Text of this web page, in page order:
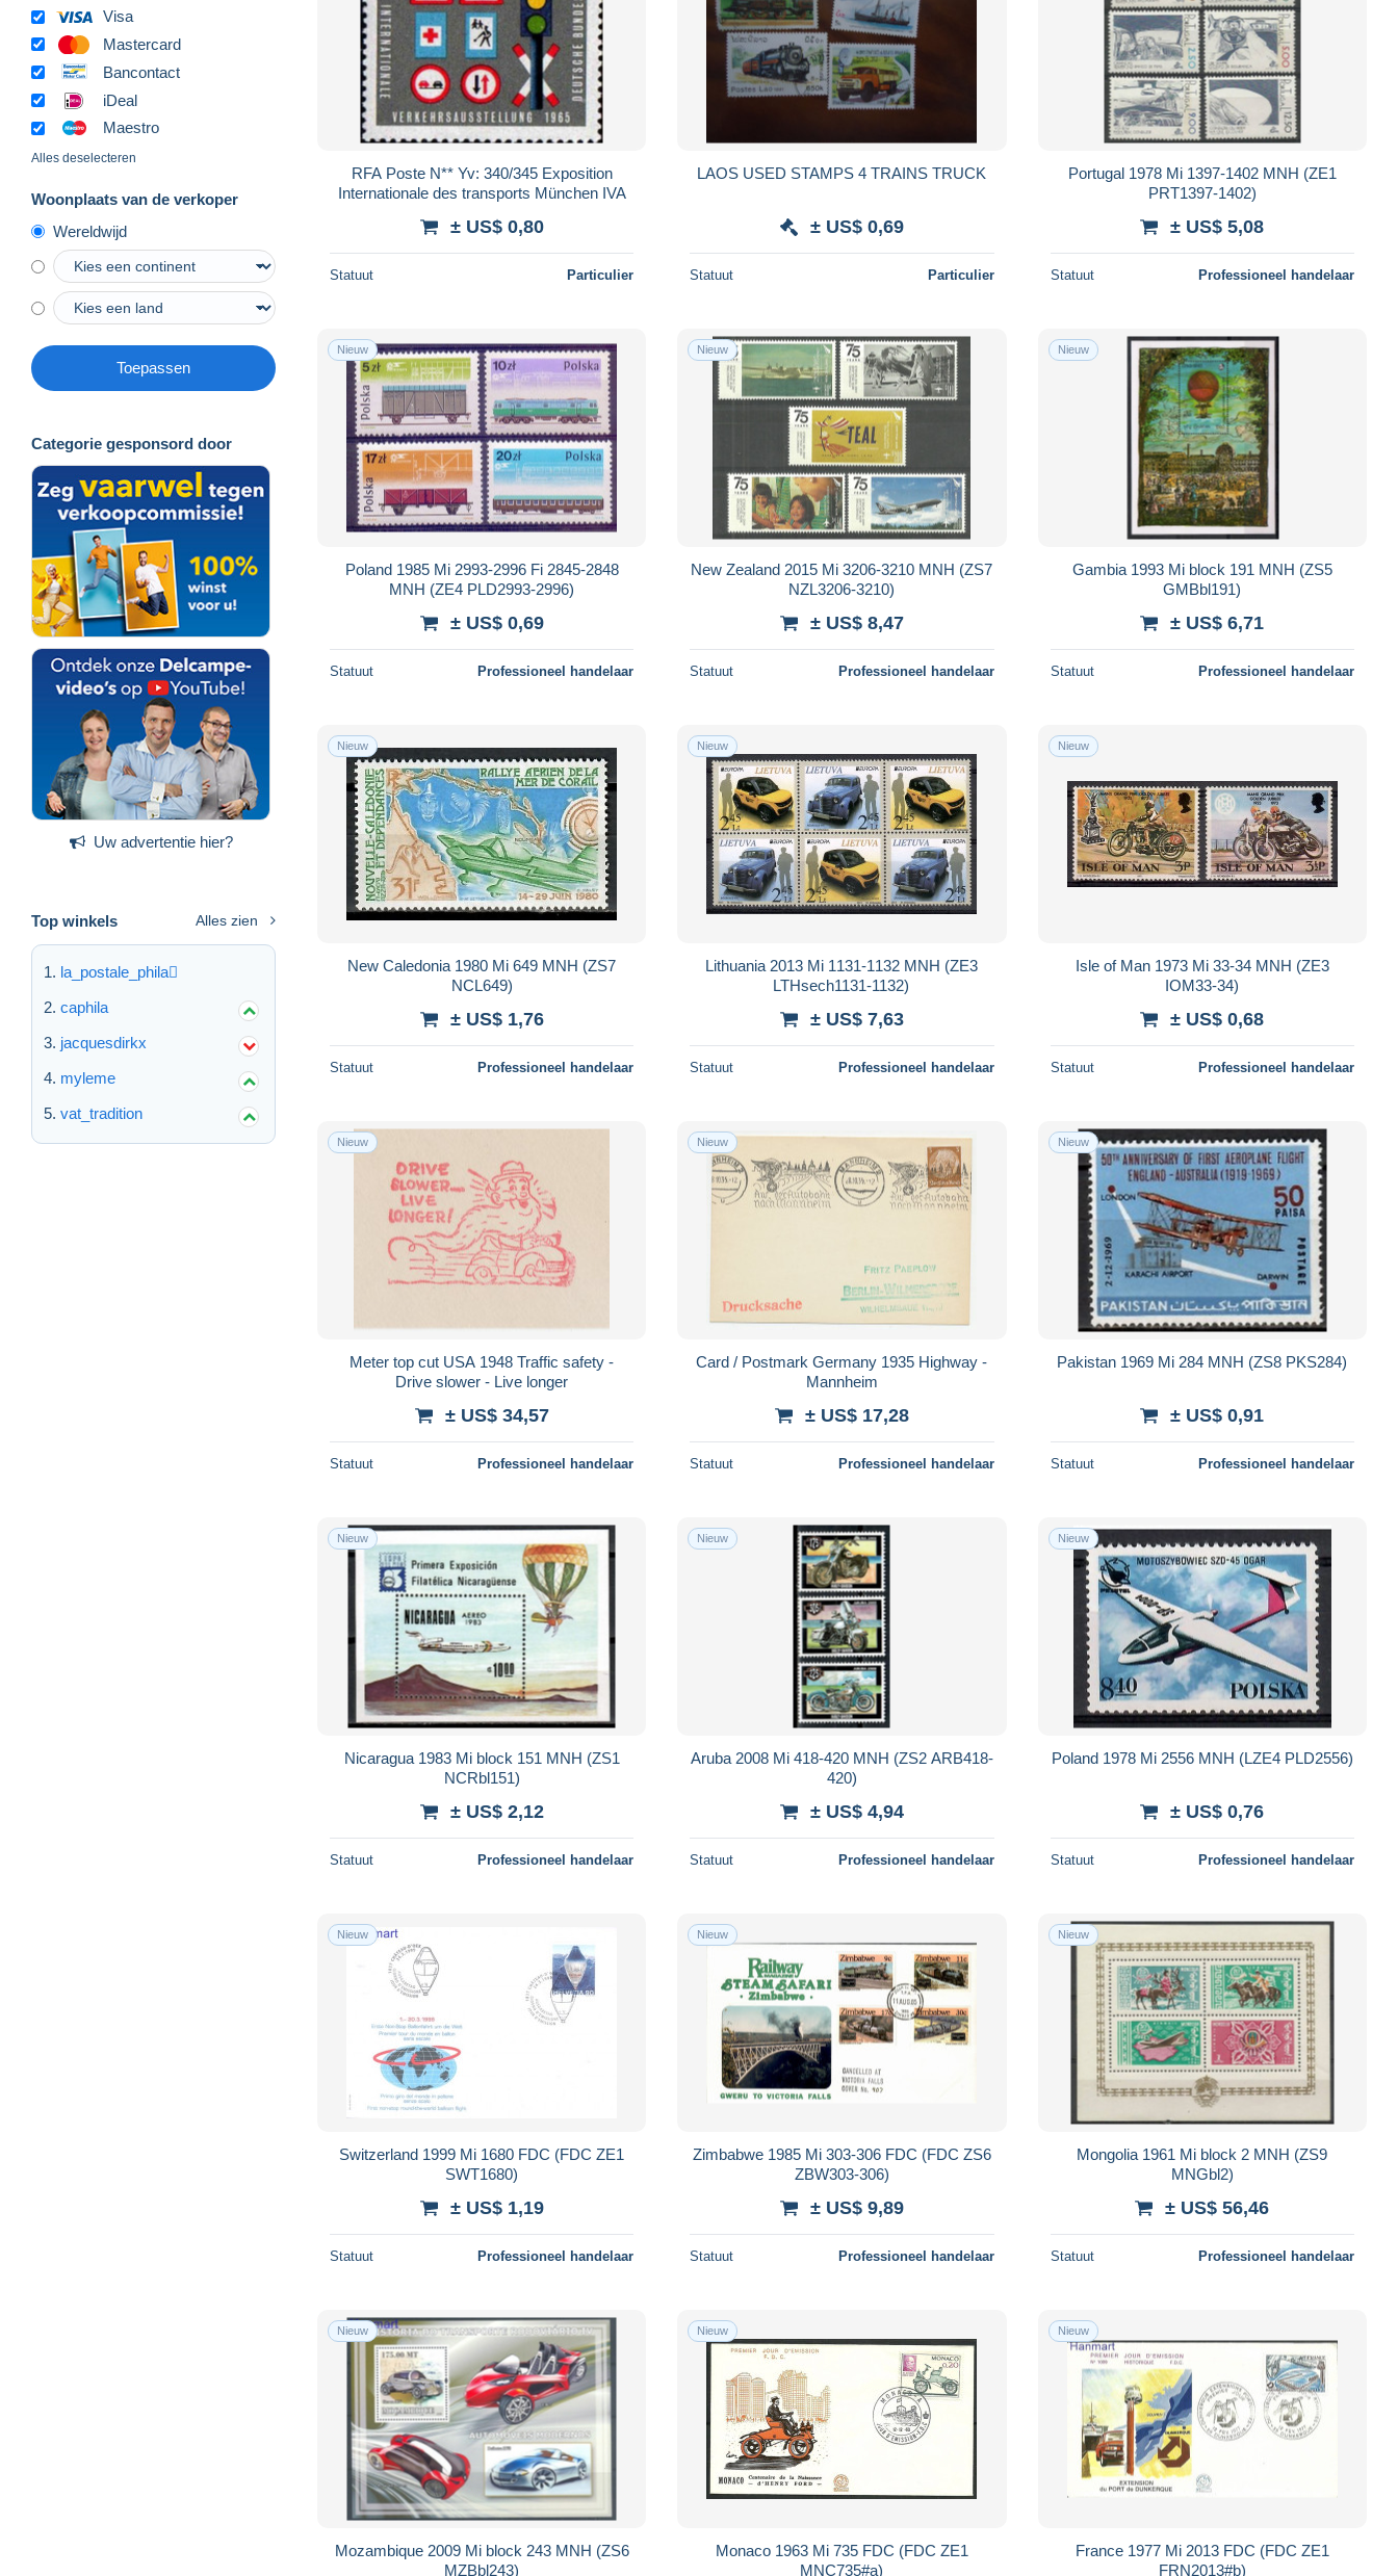
Visa
Mastercard
Bancontact
iDeal
Maestro
Alles deselecteren
Woonplaats van de verkoper
Wereldwijd
Toepassen
Categorie gesponsord door
Uw advertentie hier?
Top winkels Alles zien
la_postale_phila
caphila
jacquesdirkx
myleme
vat_tradition
RFA Poste N** Yv: 340/345 Exposition
Internationale des transports München IVA
± US$ 0,80
Statuut Particulier
LAOS USED STAMPS 4 TRAINS TRUCK
± US$ 0,69
Statuut Particulier
Portugal 1978 Mi 1397-1402 MNH (ZE1
PRT1397-1402)
± US$ 5,08
Statuut Professioneel handelaar
Nieuw
Poland 1985 Mi 2993-2996 Fi 2845-2848
MNH (ZE4 PLD2993-2996)
± US$ 0,69
Statuut Professioneel handelaar
Nieuw
New Zealand 2015 Mi 3206-3210 MNH (ZS7
NZL3206-3210)
± US$ 8,47
Statuut Professioneel handelaar
Nieuw
Gambia 1993 Mi block 191 MNH (ZS5
GMBbl191)
± US$ 6,71
Statuut Professioneel handelaar
Nieuw
New Caledonia 1980 Mi 649 MNH (ZS7
NCL649)
± US$ 1,76
Statuut Professioneel handelaar
Nieuw
Lithuania 2013 Mi 1131-1132 MNH (ZE3
LTHsech1131-1132)
± US$ 7,63
Statuut Professioneel handelaar
Nieuw
Isle of Man 1973 Mi 33-34 MNH (ZE3
IOM33-34)
± US$ 0,68
Statuut Professioneel handelaar
Nieuw
Meter top cut USA 1948 Traffic safety -
Drive slower - Live longer
± US$ 34,57
Statuut Professioneel handelaar
Nieuw
Card / Postmark Germany 1935 Highway -
Mannheim
± US$ 17,28
Statuut Professioneel handelaar
Nieuw
Pakistan 1969 Mi 284 MNH (ZS8 PKS284)
± US$ 0,91
Statuut Professioneel handelaar
Nieuw
Nicaragua 1983 Mi block 151 MNH (ZS1
NCRbl151)
± US$ 2,12
Statuut Professioneel handelaar
Nieuw
Aruba 2008 Mi 418-420 MNH (ZS2 ARB418-
420)
± US$ 4,94
Statuut Professioneel handelaar
Nieuw
Poland 1978 Mi 2556 MNH (LZE4 PLD2556)
± US$ 0,76
Statuut Professioneel handelaar
Nieuw
Switzerland 1999 Mi 1680 FDC (FDC ZE1
SWT1680)
± US$ 1,19
Statuut Professioneel handelaar
Nieuw
Zimbabwe 1985 Mi 303-306 FDC (FDC ZS6
ZBW303-306)
± US$ 9,89
Statuut Professioneel handelaar
Nieuw
Mongolia 1961 Mi block 2 MNH (ZS9
MNGbl2)
± US$ 56,46
Statuut Professioneel handelaar
Nieuw
Mozambique 2009 Mi block 243 MNH (ZS6
MZBbl243)
Nieuw
Monaco 1963 Mi 735 FDC (FDC ZE1
MNC735#a)
Nieuw
France 1977 Mi 2013 FDC (FDC ZE1
FRN2013#b)